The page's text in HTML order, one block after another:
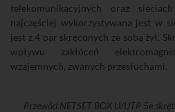
telekomunikacyjnych oraz
najczęściej wykorzystywana jest w
jest z 4 par skręconych ze sobą żył.
wpływu zakłóceń
wzajemnych, zwanych przesłuchami.
Przewód NETSET BOX U/UTP 5e